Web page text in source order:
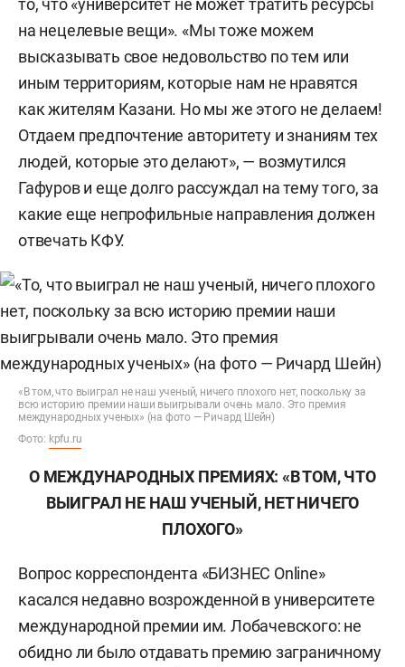
то, что «университет не может тратить ресурсы
на нецелевые вещи». «Мы тоже можем
высказывать свое недовольство по тем или
иным территориям, которые нам не нравятся
как жителям Казани. Но мы же этого не делаем!
Отдаем предпочтение авторитету и знаниям тех
людей, которые это делают», — возмутился
Гафуров и еще долго рассуждал на тему того, за
какие еще непрофильные направления должен
отвечать КФУ.
«В том, что выиграл не наш ученый, ничего плохого нет, поскольку за
всю историю премии наши выигрывали очень мало. Это премия
международных ученых» (на фото — Ричард Шейн)
Фото: kpfu.ru
О МЕЖДУНАРОДНЫХ ПРЕМИЯХ: «В ТОМ, ЧТО
ВЫИГРАЛ НЕ НАШ УЧЕНЫЙ, НЕТ НИЧЕГО
ПЛОХОГО»
Вопрос корреспондента «БИЗНЕС Online»
касался недавно возрожденной в университете
международной премии им. Лобачевского: не
обидно ли было отдавать премию заграничному